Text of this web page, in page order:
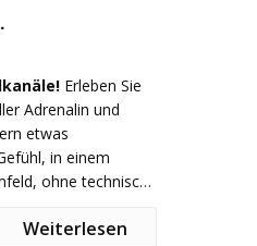
Betriebsausflug,
-3 Stunden -Preis:
Erleben Sie
Adrenalin und
etwas
in einem
ohne technische
Weiterlesen